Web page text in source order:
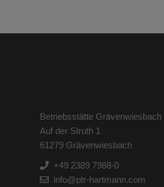
Betriebsstätte Grävenwiesbach
Auf der Struth 1
61279 Grävenwiesbach
+49 2389 7988-0
info@ptr-hartmann.com